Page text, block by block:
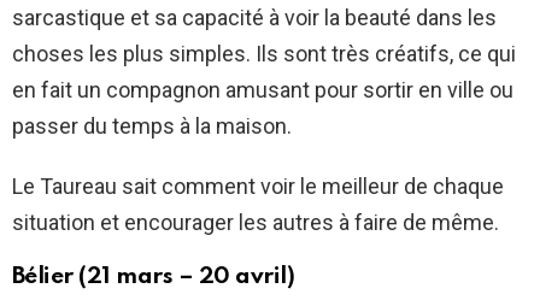
sarcastique et sa capacité à voir la beauté dans les
choses les plus simples. Ils sont très créatifs, ce qui
en fait un compagnon amusant pour sortir en ville ou
passer du temps à la maison.
Le Taureau sait comment voir le meilleur de chaque
situation et encourager les autres à faire de même.
Bélier (21 mars – 20 avril)